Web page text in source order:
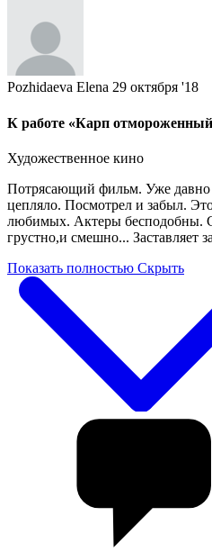
Pozhidaeva Elena 29 октября '18
К работе «Карп
Художественное кино
Потрясающий фильм. Уже давно
цепляло. Посмотрел и забыл.
любимых. Актеры бесподобны.
грустно,и смешно... Заставляет
Показать полностью Скрыть